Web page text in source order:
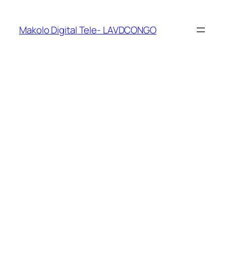
Makolo Digital Tele- LAVDCONGO